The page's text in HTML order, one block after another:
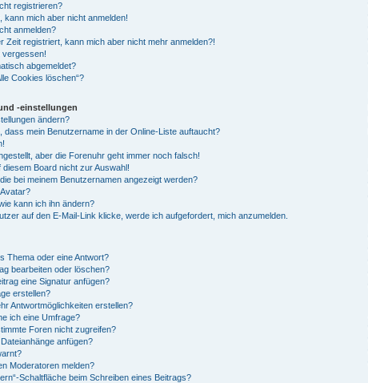
registrieren?
kann mich aber nicht anmelden!
anmelden?
Zeit registriert, kann mich aber nicht mehr anmelden?!
vergessen!
abgemeldet?
Cookies löschen“?
-einstellungen
ändern?
dass mein Benutzername in der Online-Liste auftaucht?
aber die Forenuhr geht immer noch falsch!
Board nicht zur Auswahl!
bei meinem Benutzernamen angezeigt werden?
kann ich ihn ändern?
auf den E-Mail-Link klicke, werde ich aufgefordert, mich anzumelden.
Thema oder eine Antwort?
bearbeiten oder löschen?
eine Signatur anfügen?
erstellen?
Antwortmöglichkeiten erstellen?
ich eine Umfrage?
Foren nicht zugreifen?
anfügen?
Moderatoren melden?
Schaltfläche beim Schreiben eines Beitrags?